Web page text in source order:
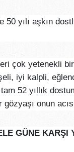
yılı aşkın
çok yetenekli
iyi kalpli,
52 yıllık
onun
GÜNE KARŞI